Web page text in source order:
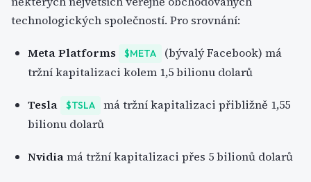
technologických společností. Pro srovnání:
Meta Platforms $META
(bývalý Facebook) má
tržní kapitalizaci kolem 1,5 bilionu dolarů
Tesla $TSLA
má tržní kapitalizaci přibližně 1,55
bilionu dolarů
Nvidiamá tržní kapitalizaci přes 5 bilionů dolarů